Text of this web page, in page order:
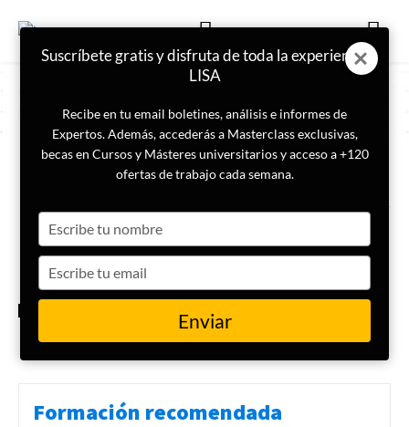
ETIQUETA
Ekrem Imamoglu
¿Qué implicaciones tiene la
condena al presidente de
Estambul, Ekrem Imamoglu?
Formación recomendada
Suscríbete gratis y disfruta de toda la experiencia
LISA
Recibe en tu email boletines, análisis e informes de
Expertos. Además, accederás a Masterclass exclusivas,
becas en Cursos y Másteres universitarios y acceso a +120
ofertas de trabajo cada semana.
your
name
your
email
Enviar